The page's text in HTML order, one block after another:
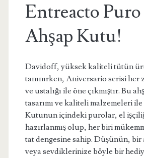
Entreacto Puro
Ahşap Kutu!
Davidoff, yüksek kaliteli tütün
tanınırken, Aniversario serisi her
ve ustalığı ile öne çıkmıştır. Bu
tasarımı ve kaliteli malzemeleri
Kutunun içindeki purolar, el
hazırlanmış olup, her biri
tat dengesine sahip. Düşünün, bir
veya sevdiklerinize böyle bir